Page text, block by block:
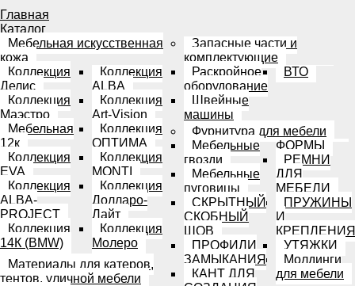
Главная
Каталог
Мебельная искусственная
кожа
Коллекция
Делис
Коллекция
Маэстро
Мебельная
12к
Коллекция
EVA
Коллекция
ALBA-
PROJECT
Коллекция
14К (BMW)
Коллекция
ALBA
Коллекция
Art-Vision
Коллекция
ОПТИМА
Коллекция
MONTI
Коллекция
Долларо-
Лайт
Коллекция
Молеро
Материалы для катеров,
тентов, уличной мебели
Запасные части и
комплектующие
Раскройное
оборудование
Швейные
машины
ВТО
Фурнитура для мебели
Мебельные
гвозди
Мебельные
пуговицы
СКРЫТНЫЙ
СКОБНЫЙ
ШОВ
ПРОФИЛИ
ЗАМЫКАНИЯ
КАНТ ДЛЯ
ФОРМЫ
РЕМНИ
ДЛЯ
МЕБЕЛИ
ПРУЖИНЫ
И
КРЕПЛЕНИЯ
УТЯЖКИ
Молдинги
для мебели